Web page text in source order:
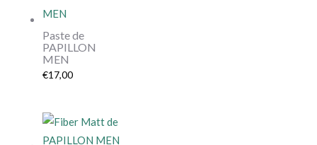
Paste de
PAPILLON
MEN
€17,00